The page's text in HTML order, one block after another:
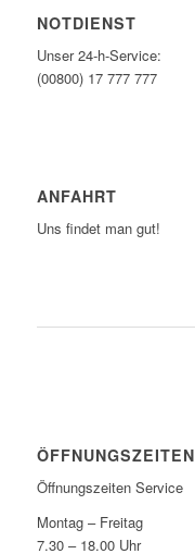
NOTDIENST
Unser 24-h-Service:
(00800) 17 777 777
ANFAHRT
Uns findet man gut!
ÖFFNUNGSZEITEN
Öffnungszeiten Service
Montag – Freitag
7.30 – 18.00 Uhr